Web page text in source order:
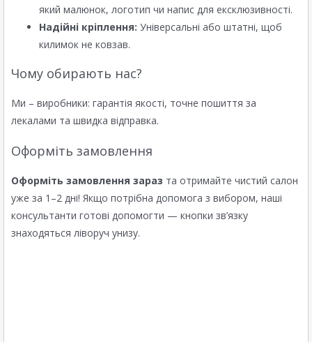
який малюнок, логотип чи напис для ексклюзивності.
Надійні кріплення: Універсальні або штатні, щоб
килимок не ковзав.
Чому обирають нас?
Ми – виробники: гарантія якості, точне пошиття за
лекалами та швидка відправка.
Оформіть замовлення
Оформіть замовлення зараз та отримайте чистий салон
уже за 1–2 дні! Якщо потрібна допомога з вибором, наші
консультанти готові допомогти — кнопки зв’язку
знаходяться ліворуч унизу.